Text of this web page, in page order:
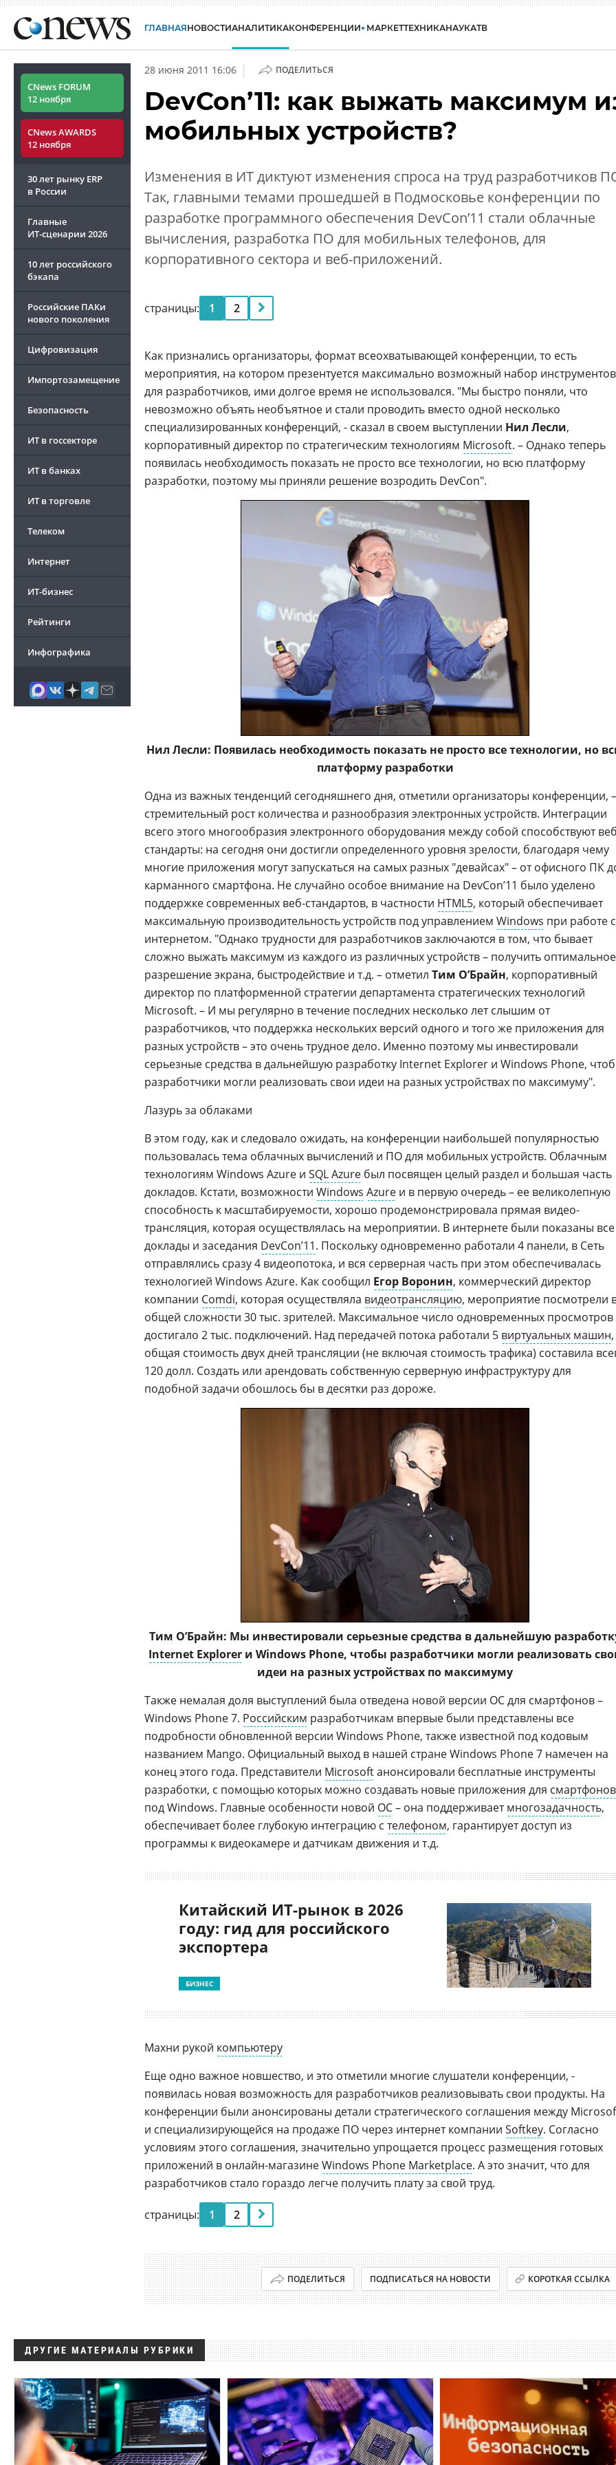
ГЛАВНАЯНОВОСТИАНАЛИТИКАКОНФЕРЕНЦИИ МАРКЕТТЕХНИКАНАУКАТВ
CNews FORUM
12 ноября
CNews AWARDS
12 ноября
30 лет рынку ERP
в России
Главные
ИТ-сценарии 2026
10 лет российского
бэкапа
Российские ПАКи
нового поколения
Цифровизация
Импортозамещение
Безопасность
ИТ в госсекторе
ИТ в банках
ИТ в торговле
Телеком
Интернет
ИТ-бизнес
Рейтинги
Инфографика
28 июня 2011 16:06 | ПОДЕЛИТЬСЯ
DevCon’11: как выжать максимум
мобильных устройств?
Изменения в ИТ диктуют изменения спроса на труд разработчиков
Так, главными темами прошедшей в Подмосковье конференции по
разработке программного обеспечения DevCon’11 стали облачные
вычисления, разработка ПО для мобильных телефонов, для
корпоративного сектора и веб-приложений.
страницы: 1 2
Как признались организаторы, формат всеохватывающей конференции, то есть
мероприятия, на котором презентуется максимально возможный набор инструментов
для разработчиков, ими долгое время не использовался. "Мы быстро поняли, что
невозможно объять необъятное и стали проводить вместо одной несколько
специализированных конференций, - сказал в своем выступлении Нил Лесли,
корпоративный директор по стратегическим технологиям Microsoft. – Однако теперь
появилась необходимость показать не просто все технологии, но всю платформу
разработки, поэтому мы приняли решение возродить DevCon".
Нил Лесли: Появилась необходимость показать не просто все технологии, но
платформу разработки
Одна из важных тенденций сегодняшнего дня, отметили организаторы конференции, –
стремительный рост количества и разнообразия электронных устройств. Интеграции
всего этого многообразия электронного оборудования между собой способствуют
стандарты: на сегодня они достигли определенного уровня зрелости, благодаря чему
многие приложения могут запускаться на самых разных "девайсах" – от офисного ПК
карманного смартфона. Не случайно особое внимание на DevCon’11 было уделено
поддержке современных веб-стандартов, в частности HTML5, который обеспечивает
максимальную производительность устройств под управлением Windows при работе с
интернетом. "Однако трудности для разработчиков заключаются в том, что бывает
сложно выжать максимум из каждого из различных устройств – получить оптимальное
разрешение экрана, быстродействие и т.д. – отметил Тим О’Брайн, корпоративный
директор по платформенной стратегии департамента стратегических технологий
Microsoft. – И мы регулярно в течение последних несколько лет слышим от
разработчиков, что поддержка нескольких версий одного и того же приложения для
разных устройств – это очень трудное дело. Именно поэтому мы инвестировали
серьезные средства в дальнейшую разработку Internet Explorer и Windows Phone,
разработчики могли реализовать свои идеи на разных устройствах по максимуму".
Лазурь за облаками
В этом году, как и следовало ожидать, на конференции наибольшей популярностью
пользовалась тема облачных вычислений и ПО для мобильных устройств. Облачным
технологиям Windows Azure и SQL Azure был посвящен целый раздел и большая часть
докладов. Кстати, возможности Windows Azure и в первую очередь – ее великолепную
способность к масштабируемости, хорошо продемонстрировала прямая видео-
трансляция, которая осуществлялась на мероприятии. В интернете были показаны все
доклады и заседания DevCon’11. Поскольку одновременно работали 4 панели, в Сеть
отправлялись сразу 4 видеопотока, и вся серверная часть при этом обеспечивалась
технологией Windows Azure. Как сообщил Егор Воронин, коммерческий директор
компании Comdi, которая осуществляла видеотрансляцию, мероприятие посмотрели
общей сложности 30 тыс. зрителей. Максимальное число одновременных просмотров
достигало 2 тыс. подключений. Над передачей потока работали 5 виртуальных машин
общая стоимость двух дней трансляции (не включая стоимость трафика) составила
120 долл. Создать или арендовать собственную серверную инфраструктуру для
подобной задачи обошлось бы в десятки раз дороже.
Тим О’Брайн: Мы инвестировали серьезные средства в дальнейшую
Internet Explorerи Windows Phone, чтобы разработчики могли реализовать
идеи на разных устройствах по максимуму
Также немалая доля выступлений была отведена новой версии ОС для смартфонов –
Windows Phone 7. Российским разработчикам впервые были представлены все
подробности обновленной версии Windows Phone, также известной под кодовым
названием Mango. Официальный выход в нашей стране Windows Phone 7 намечен на
конец этого года. Представители Microsoftанонсировали бесплатные инструменты
разработки, с помощью которых можно создавать новые приложения для смартфонов
под Windows. Главные особенности новой ОС– она поддерживаетмногозадачность,
обеспечивает более глубокую интеграцию с телефоном, гарантирует доступ из
программы к видеокамере и датчикам движения и т.д.
Китайский ИТ-рынок в 2026
году: гид для российского
экспортера
БИЗНЕС
Махни рукой компьютеру
Еще одно важное новшество, и это отметили многие слушатели конференции, -
появилась новая возможность для разработчиков реализовывать свои продукты. На
конференции были анонсированы детали стратегического соглашения между
и специализирующейся на продаже ПО через интернет компании Softkey. Согласно
условиям этого соглашения, значительно упрощается процесс размещения готовых
приложений в онлайн-магазинеWindows Phone Marketplace. А это значит, что для
разработчиков стало гораздо легче получить плату за свой труд.
страницы: 1 2
ПОДЕЛИТЬСЯ ПОДПИСАТЬСЯ НА НОВОСТИ КОРОТКАЯ ССЫЛКА
ДРУГИЕ МАТЕРИАЛЫ РУБРИКИ